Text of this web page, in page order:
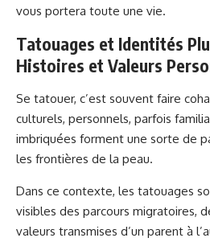
vous portera toute une vie.
Tatouages et Identités
Histoires et Valeurs
Se tatouer, c’est souvent faire
culturels, personnels, parfois
imbriquées forment une sorte de
les frontières de la peau.
Dans ce contexte, les tatouages
visibles des parcours migratoires,
valeurs transmises d’un parent à